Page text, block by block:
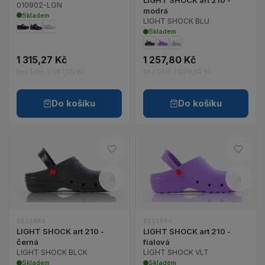
010902-LGN
Skladem
1 315,27 Kč
bez DPH: 1 087,00 Kč
Do košíku
modrá
LIGHT SHOCK BLU
Skladem
1 257,80 Kč
bez DPH: 1 039,50 Kč
Do košíku
Do oblíbených – LIGHT
Porovnat – LIGHT SHOCK art
Zobrazit detail produktu LIGHT SHOCK art 210 -
Z111593
LIGHT SHOCK art 210 -
černá
LIGHT SHOCK BLCK
Skladem
Do
Zobrazit detail
Z111594
LIGHT SHOCK art 210 -
fialová
LIGHT SHOCK VLT
Skladem